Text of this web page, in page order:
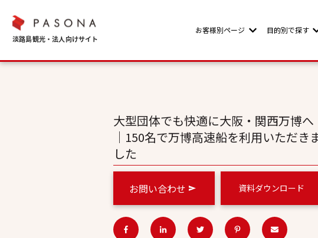
お客様別ページ Show目的別で探す
大型団体でも快適に大阪・関西万博へ
｜150名で万博高速船を利用いただき
した
お問い合わせ 資料ダウンロード